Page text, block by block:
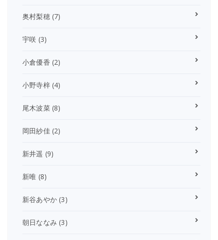
奥村梨穂(7)
宇咲 (3)
小倉優香 (2)
小野寺梓(4)
尾木波菜(8)
岡田紗佳(2)
新井遥 (9)
新唯 (8)
新谷あやか (3)
朝日ななみ (3)